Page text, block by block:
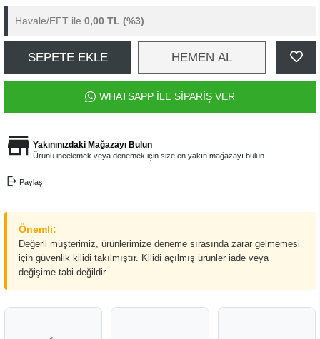
Havale/EFT ile 0,00 TL (%3)
SEPETE EKLE HEMEN AL
WHATSAPP İLE SİPARİŞ VER
Yakınınızdaki Mağazayı Bulun
Ürünü incelemek veya denemek için size en yakın mağazayı bulun.
Paylaş
Önemli:
Değerli müşterimiz, ürünlerimize deneme sırasında zarar gelmemesi
için güvenlik kilidi takılmıştır. Kilidi açılmış ürünler iade veya
değişime tabi değildir.